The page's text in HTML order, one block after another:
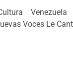
Venezuela
Voces Le